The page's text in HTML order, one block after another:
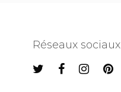
Réseaux sociaux